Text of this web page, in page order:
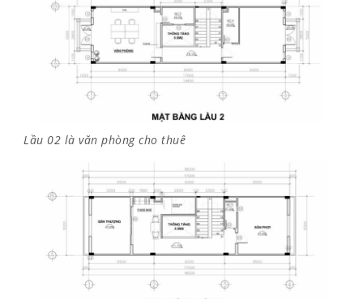
Lầu 02 là văn phòng cho thuê